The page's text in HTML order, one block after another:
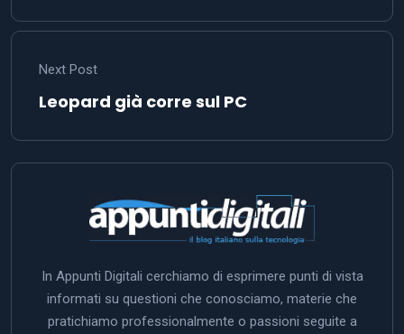
Next Post
Leopard già corre sul PC
In Appunti Digitali cerchiamo di esprimere punti di vista
informati su questioni che conosciamo, materie che
pratichiamo professionalmente o passioni seguite a